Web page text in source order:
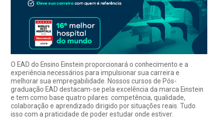
O EAD do Ensino Einstein proporcionará o conhecimento e a
experiência necessários para impulsionar sua carreira e
melhorar sua empregabilidade. Nossos cursos de Pós-
graduação EAD destacam-se pela excelência da marca Einstein
e tem como base quatro pilares: competência, qualidade,
colaboração e aprendizado dirigido por situações reais. Tudo
isso com a praticidade de poder estudar onde estiver.